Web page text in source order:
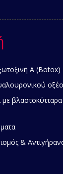
Α (Botox)
βλαστοκύτταρα
&